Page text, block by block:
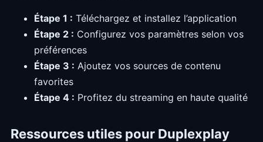
Étape 1 : Téléchargez et installez l’application
Étape 2 : Configurez vos paramètres selon vos
préférences
Étape 3 : Ajoutez vos sources de contenu
favorites
Étape 4 : Profitez du streaming en haute qualité
Ressources utiles pour Duplexplay